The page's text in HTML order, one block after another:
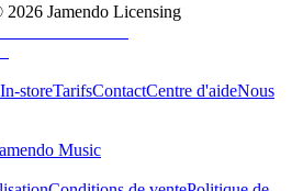
2026 Jamendo Licensing
storeTarifsContactCentre d'aideNous
Music